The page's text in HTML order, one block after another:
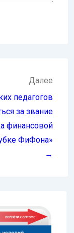
Далее
педагогов
за звание
финансовой
ФиФона»
→